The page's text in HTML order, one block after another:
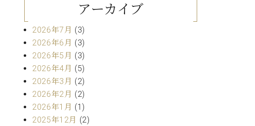
アーカイブ
2026年7月 (3)
2026年6月 (3)
2026年5月 (3)
2026年4月 (5)
2026年3月 (2)
2026年2月 (2)
2026年1月 (1)
2025年12月 (2)